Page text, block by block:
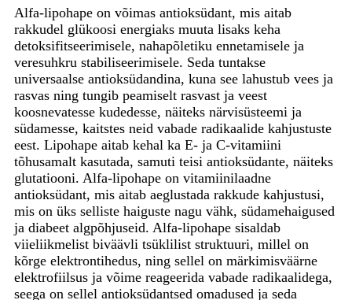
Alfa-lipohape on võimas antioksüdant, mis aitab
rakkudel glükoosi energiaks muuta lisaks keha
detoksifitseerimisele, nahapõletiku ennetamisele ja
veresuhkru stabiliseerimisele. Seda tuntakse
universaalse antioksüdandina, kuna see lahustub vees ja
rasvas ning tungib peamiselt rasvast ja veest
koosnevatesse kudedesse, näiteks närvisüsteemi ja
südamesse, kaitstes neid vabade radikaalide kahjustuste
eest. Lipohape aitab kehal ka E- ja C-vitamiini
tõhusamalt kasutada, samuti teisi antioksüdante, näiteks
glutatiooni. Alfa-lipohape on vitamiinilaadne
antioksüdant, mis aitab aeglustada rakkude kahjustusi,
mis on üks selliste haiguste nagu vähk, südamehaigused
ja diabeet algpõhjuseid. Alfa-lipohape sisaldab
viieliikmelist biväävli tsüklilist struktuuri, millel on
kõrge elektrontihedus, ning sellel on märkimisväärne
elektrofiilsus ja võime reageerida vabade radikaalidega,
seega on sellel antioksüdantsed omadused ja seda